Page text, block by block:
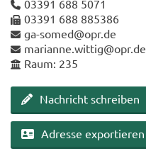
03391 688 5071
03391 688 885386
ga-​somed@opr.de
ma­ri­an­ne.wit­tig@opr.de
Raum: 235
Nach­richt schrei­ben
Adres­se ex­por­tie­ren